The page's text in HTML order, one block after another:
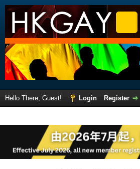
Hello There, Guest! Login
Register